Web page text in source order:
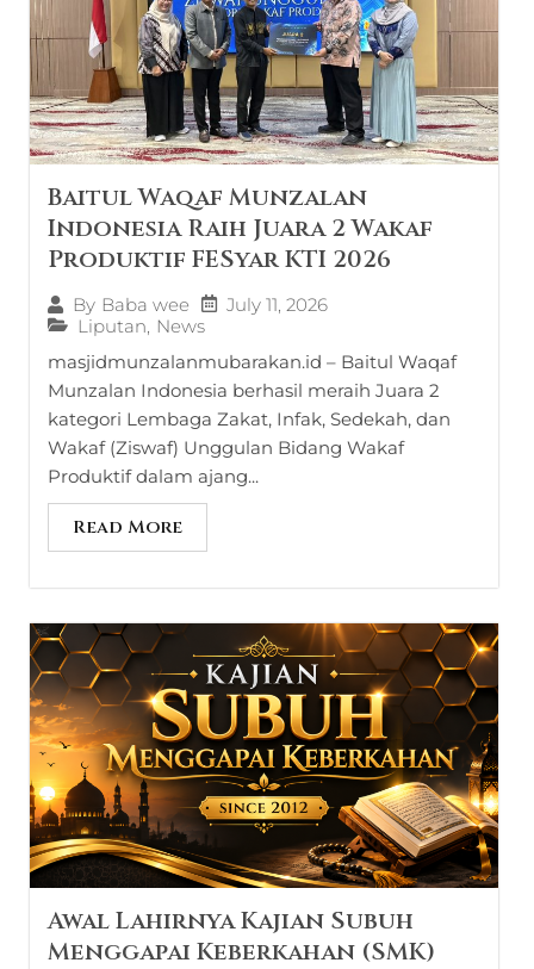
Baitul Waqaf Munzalan
Indonesia Raih Juara 2 Wakaf
Produktif FESyar KTI 2026
By Baba wee
July 11, 2026
Liputan News
masjidmunzalanmubarakan.id – Baitul Waqaf
Munzalan Indonesia berhasil meraih Juara 2
kategori Lembaga Zakat, Infak, Sedekah, dan
Wakaf (Ziswaf) Unggulan Bidang Wakaf
Produktif dalam ajang...
Read More
Awal Lahirnya Kajian Subuh
Menggapai Keberkahan (SMK)